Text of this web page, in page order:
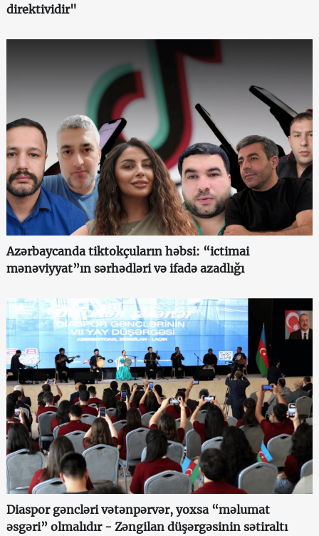
direktividir"
Azərbaycanda tiktokçuların həbsi: “ictimai
mənəviyyat”ın sərhədləri və ifadə azadlığı
Diaspor gəncləri vətənpərvər, yoxsa “məlumat
əsgəri” olmalıdır - Zəngilan düşərgəsinin sətiraltı